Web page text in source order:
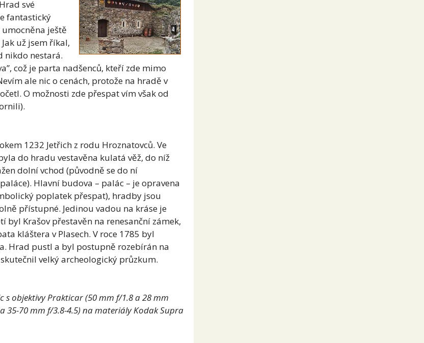
své
fantastický
ještě
už jsem říkal,
nikdo nestará.
což je parta nadšenců, kteří zde mimo
ale nic o cenách, protože na hradě v
O možnosti zde přespat vím však od
1232 Jetřich z rodu Hroznatovců. Ve
do hradu vestavěna kulatá věž, do níž
dolní vchod (původně se do ní
Hlavní budova – palác – je opravena
poplatek přespat), hradby jsou
přístupné. Jedinou vadou na kráse je
byl Krašov přestavěn na renesanční zámek,
kláštera v Plasech. V roce 1785 byl
Hrad pustl a byl postupně rozebírán na
velký archeologický průzkum.
objektivy Prakticar (50 mm f/1.8 a 28 mm
35-70 mm f/3.8-4.5) na materiály Kodak Supra